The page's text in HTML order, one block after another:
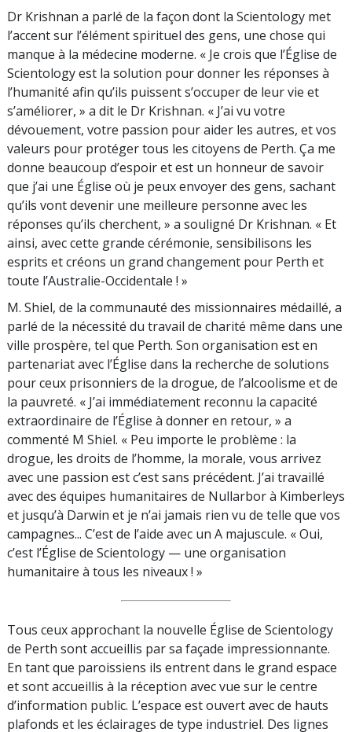
Dr Krishnan a parlé de la façon dont la Scientology met
l’accent sur l’élément spirituel des gens, une chose qui
manque à la médecine moderne. « Je crois que l’Église de
Scientology est la solution pour donner les réponses à
l’humanité afin qu’ils puissent s’occuper de leur vie et
s’améliorer, » a dit le Dr Krishnan. « J’ai vu votre
dévouement, votre passion pour aider les autres, et vos
valeurs pour protéger tous les citoyens de Perth. Ça me
donne beaucoup d’espoir et est un honneur de savoir
que j’ai une Église où je peux envoyer des gens, sachant
qu’ils vont devenir une meilleure personne avec les
réponses qu’ils cherchent, » a souligné Dr Krishnan. « Et
ainsi, avec cette grande cérémonie, sensibilisons les
esprits et créons un grand changement pour Perth et
toute l’Australie-Occidentale ! »
M. Shiel, de la communauté des missionnaires médaillé, a
parlé de la nécessité du travail de charité même dans une
ville prospère, tel que Perth. Son organisation est en
partenariat avec l’Église dans la recherche de solutions
pour ceux prisonniers de la drogue, de l’alcoolisme et de
la pauvreté. « J’ai immédiatement reconnu la capacité
extraordinaire de l’Église à donner en retour, » a
commenté M Shiel. « Peu importe le problème : la
drogue, les droits de l’homme, la morale, vous arrivez
avec une passion est c’est sans précédent. J’ai travaillé
avec des équipes humanitaires de Nullarbor à Kimberleys
et jusqu’à Darwin et je n’ai jamais rien vu de telle que vos
campagnes... C’est de l’aide avec un A majuscule. « Oui,
c’est l’Église de Scientology — une organisation
humanitaire à tous les niveaux ! »
Tous ceux approchant la nouvelle Église de Scientology
de Perth sont accueillis par sa façade impressionnante.
En tant que paroissiens ils entrent dans le grand espace
et sont accueillis à la réception avec vue sur le centre
d’information public. L’espace est ouvert avec de hauts
plafonds et les éclairages de type industriel. Des lignes